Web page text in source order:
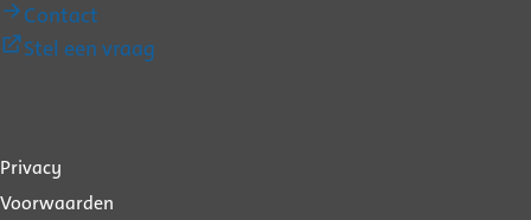
Contact
Stel een vraag
Over
deze
Privacy
Voorwaarden